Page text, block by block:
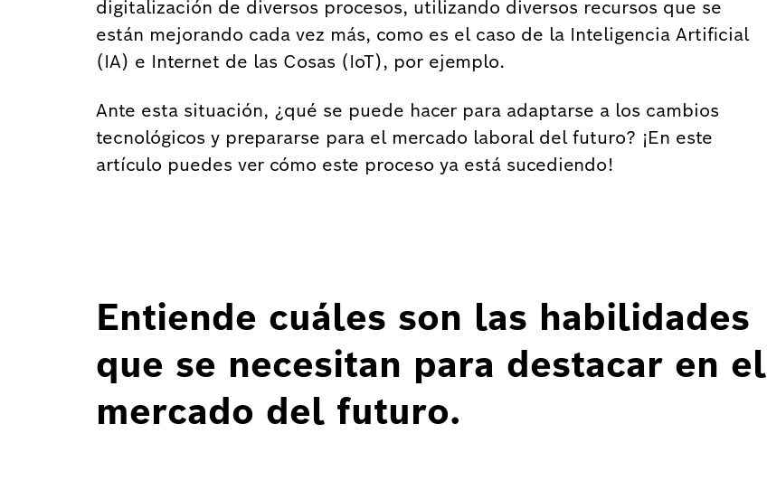
digitalización de diversos procesos, utilizando diversos recursos que se
están mejorando cada vez más, como es el caso de la Inteligencia Artificial
(IA) e Internet de las Cosas (IoT), por ejemplo.
Ante esta situación, ¿qué se puede hacer para adaptarse a los cambios
tecnológicos y prepararse para el mercado laboral del futuro? ¡En este
artículo puedes ver cómo este proceso ya está sucediendo!
Entiende cuáles son las habilidades
que se necesitan para destacar en el
mercado del futuro.